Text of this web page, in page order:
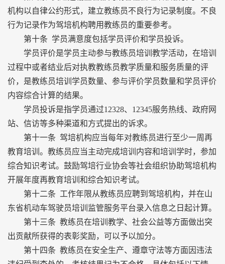
机构以自律公约形式，建立教练员不良行为记录制度。不良
行为记录作为驾培机构聘用教练员的重要参考。
第十条 学员满意度包括学员评价和学员投诉。
学员评价是学员主动参与教练员培训教学活动，在培训
过程中或者结业后对执教教练员教学质量和服务质量的评
价，是教练员培训学员数量、参与评价学员数量和学员评价
内容综合计算的结果。
学员投诉是指学员通过12328、12345服务热线、政府网
站、信访等多种渠道和方式提出的诉求。
第十一条 驾培机构应当每年对教练员进行至少一周再
教育培训。教练员应当主动完成培训内容和培训学时，参加
综合知识考试。鼓励驾培行业协会等社会组织协助驾培机构
开展年度再教育培训和综合知识考试。
第十二条 工作年限从教练员应聘到驾培机构，并在山
东省机动车驾驶员培训监管服务平台录入信息之日起计算。
第十三条 教练员在培训教学、社会公益等方面做出突
出贡献所获得的表彰奖励，可以予以加分。
第十四条 教练员在安全生产、遵章守法等方面因违法